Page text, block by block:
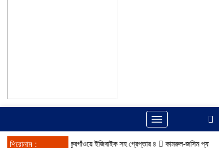
Toggle
navigation
শিরোনাম : ঠাকুরগাঁওয়ে ইজিবাইক সহ গ্রেপ্তার ৪ কামরুল-জসিম প্যানেলের